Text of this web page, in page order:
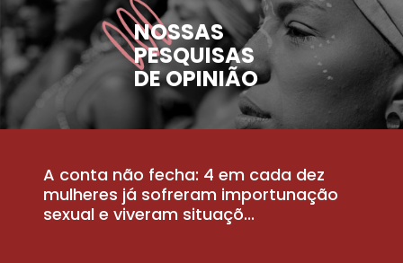
NOSSAS
PESQUISAS
DE OPINIÃO
A conta não fecha: 4 em cada dez
mulheres já sofreram importunação
sexual e viveram situaçõ...